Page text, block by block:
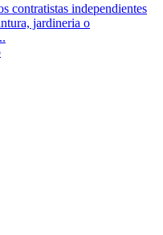
independientes
jardineria o